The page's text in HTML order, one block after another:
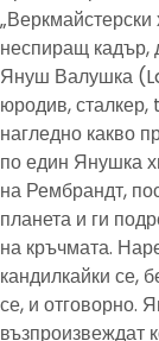
неспиращ кадър,
Януш Валушка
юродив,
нагледно какво
по един Янушка
на Рембрандт,
планета и ги
на кръчмата.
кандилкайки се,
се, и отговорно.
възпроизвеждат